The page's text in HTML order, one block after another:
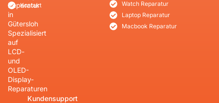
Reparatur
in
Gütersloh
Spezialisiert
auf
LCD-
und
OLED-
Display-
Reparaturen
Kundensupport
Kontakt
Watch Reparatur
Laptop Reparatur
Macbook Reparatur